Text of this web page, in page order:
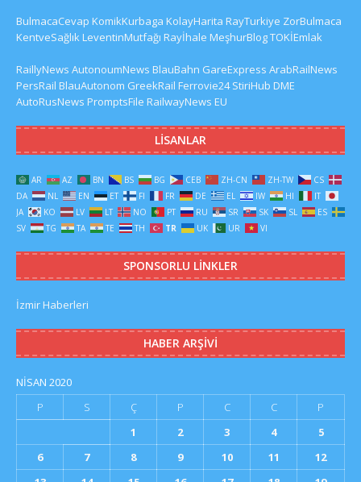
BulmacaCevap KomikKurbaga KolayHarita RayTurkiye ZorBulmaca
KentveSağlıkLeventinMutfağı Rayİhale MeşhurBlogTOKİEmlak
RaillyNews AutonoumNews BlauBahn GareExpress ArabRailNews
PersRail BlauAutonom GreekRail Ferrovie24 StiriHub DME
AutoRusNews PromptsFile RailwayNews EU
LISANLAR
AR AZ BN BS BG CEB ZH-CN ZH-TW
CS
DA
NL EN ET FI FR DE EL IW HI
IT
JA
KO LV LT NO PT RU SR SK SL
ES
SV
TG TA TE TH TR UK UR VI
SPONSORLU LINKLER
İzmir Haberleri
HABER ARŞIVI
NISAN 2020
P
S Ç P C C
P
1
2 3 4
5
6
7 8 9 10 11
12